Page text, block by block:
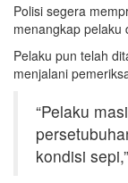
Polisi segera
menangkap pelaku
Pelaku pun telah
menjalani
“Pelaku
kondisi